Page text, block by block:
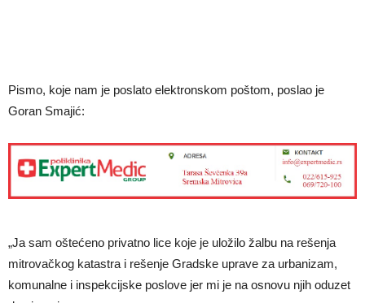
Pismo, koje nam je poslato elektronskom poštom, poslao je
Goran Smajić:
„Ja sam oštećeno privatno lice koje je uložilo žalbu na rešenja
mitrovačkog katastra i rešenje Gradske uprave za urbanizam,
komunalne i inspekcijske poslove jer mi je na osnovu njih oduzet